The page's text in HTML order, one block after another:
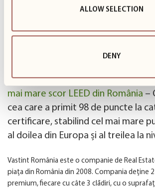
ALLOW SELECTION
DENY
Business Garden Bucharest este
mai mare scor LEED din România –
cea care a primit 98 de puncte la
certificare, stabilind cel mai mare
al doilea din Europa și al treilea la
Vastint România este o companie de Real
piața din România din 2008. Compania deține
premium, fiecare cu câte 3 clădiri, cu o